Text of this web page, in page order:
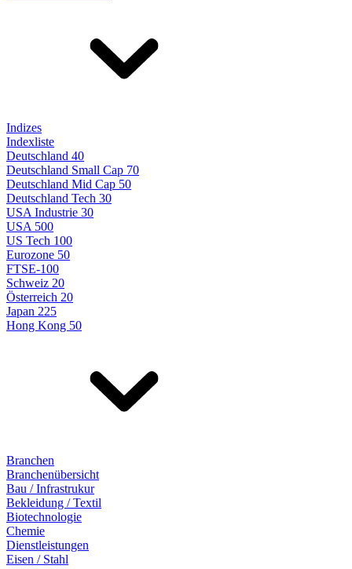
Indizes
Indexliste
Deutschland 40
Deutschland Small Cap 70
Deutschland Mid Cap 50
Deutschland Tech 30
USA Industrie 30
USA 500
US Tech 100
Eurozone 50
FTSE-100
Schweiz 20
Österreich 20
Japan 225
Hong Kong 50
Branchen
Branchenübersicht
Bau / Infrastrukur
Bekleidung / Textil
Biotechnologie
Chemie
Dienstleistungen
Eisen / Stahl